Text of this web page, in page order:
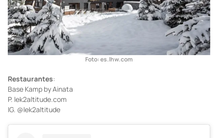
Foto: es.lhw.com
Restaurantes:
Base Kamp by Ainata
P. lek2altitude.com
IG. @lek2altitude